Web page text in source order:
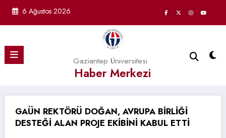
6 Ağustos 2026
Gaziantep Üniversitesi
Haber Merkezi
GAÜN REKTÖRÜ DOĞAN, AVRUPA BİRLİĞİ
DESTEĞİ ALAN PROJE EKİBİNİ KABUL ETTİ